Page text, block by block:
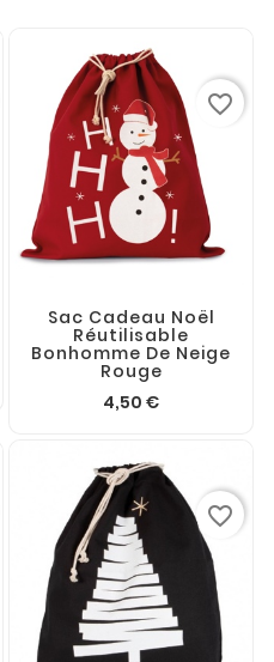
Sac Cadeau Noël
Réutilisable
Bonhomme De Neige
Rouge
4,50 €
favorite_border
favorite_border